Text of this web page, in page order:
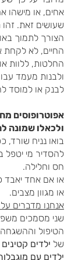
אחים, או מישהו
שעושים זאת.
הצורך לתמוך
החיים, לא
החלטות, ללוות
ולבנות מעמד
לבנק או למוסד
ולכאלו שמונה
בואו נניח שורד,
להסדיר מי יטפל
חס וחלילה.
או אם אחד יאבד
או מגוון מצבים.
אנחנו מדברים
שני מסמכים
הטיפול
של ילדים קטינים
ילדים עם